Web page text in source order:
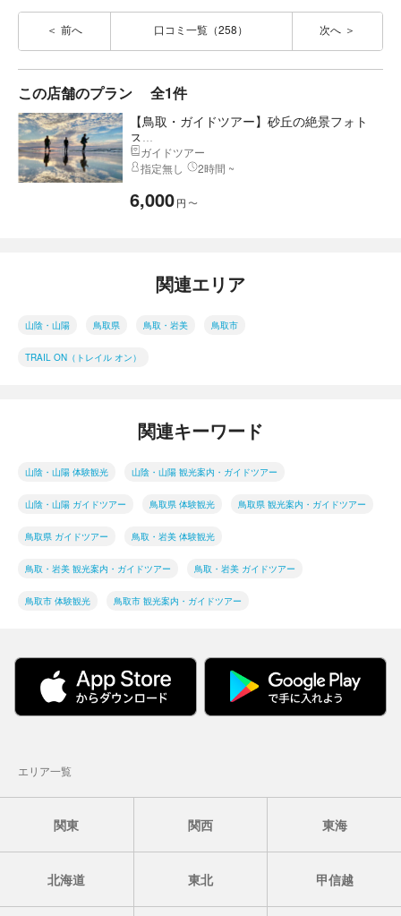
前へ 口コミ一覧（258） 次へ
この店舗のプラン 全1件
【鳥取・ガイドツアー】砂丘の絶景フォト
ス...
ガイドツアー
指定無し
2時間 ~
6,000円 〜
関連エリア
山陰・山陽 鳥取県 鳥取・岩美 鳥取市
TRAIL ON（トレイル オン）
関連キーワード
山陰・山陽 体験観光 山陰・山陽 観光案内・ガイドツアー
山陰・山陽 ガイドツアー 鳥取県 体験観光 鳥取県 観光案内・ガイドツアー
鳥取県 ガイドツアー 鳥取・岩美 体験観光
鳥取・岩美 観光案内・ガイドツアー 鳥取・岩美 ガイドツアー
鳥取市 体験観光 鳥取市 観光案内・ガイドツアー
エリア一覧
関東 関西 東海
北海道 東北 甲信越